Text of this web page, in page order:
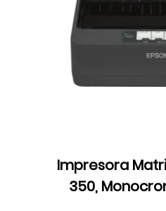
Impresora
350,